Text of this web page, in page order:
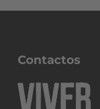
Contactos